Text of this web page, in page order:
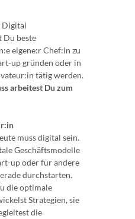
Digital
Du beste
eigene:r Chef:in zu
up gründen oder in
tätig werden.
arbeitest Du zum
muss digital sein.
Geschäftsmodelle
up oder für andere
durchstarten.
die optimale
Strategien, sie
die